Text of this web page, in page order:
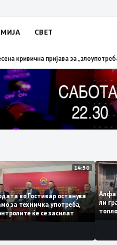
СВЕТ
при сечење со брусилица19:21МВР:
14:50
Водата во Гостивар останува
само за техничка употреба,
контролите ќе се засилат